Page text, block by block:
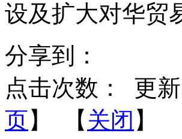
设及扩大对华贸
分享到：
点击次数：
更
页】 【 关闭 】